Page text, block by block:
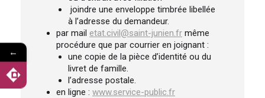
joindre une enveloppe timbrée libellée
à l’adresse du demandeur.
par mail etat.civil@saint-junien.fr même
procédure que par courrier en joignant :
une copie de la pièce d’identité ou du
livret de famille.
l’adresse postale.
en ligne : www.service-public.fr
←